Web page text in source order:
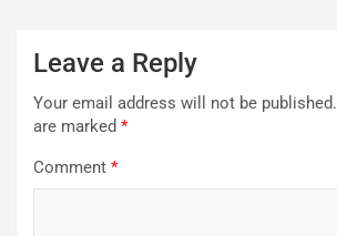
Leave a Reply
Your email address will not be published.
are marked *
Comment *